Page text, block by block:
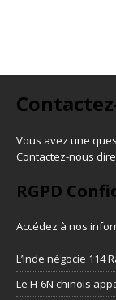
Vous avez une
Contactez-nous
RGPD
Accédez à nos
L’Inde négocie 114
Le H-6N chinois